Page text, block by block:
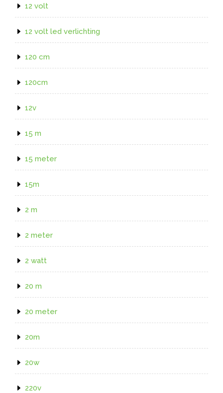
12 volt
12 volt led verlichting
120 cm
120cm
12v
15 m
15 meter
15m
2 m
2 meter
2 watt
20 m
20 meter
20m
20w
220v